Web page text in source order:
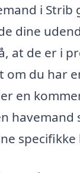
i Strib
dine
at de er i
om du har
en
specifikke